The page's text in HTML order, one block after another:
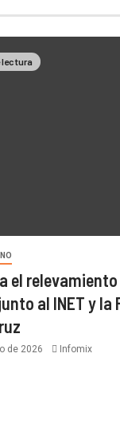
lectura
el
al INET y
de 2026 Infomix